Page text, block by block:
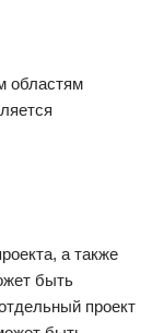
областям
а также
быть
проект